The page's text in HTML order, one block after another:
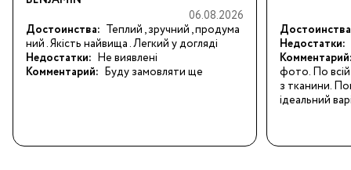
06.08.2026
Достоинства: Теплий , зручний , продума
ний . Якість найвища . Легкий у догляді
Недостатки: Не виявлені
Комментарий: Буду замовляти ще
Недостатки:
фото. По всій
з тканини.
ідеальний